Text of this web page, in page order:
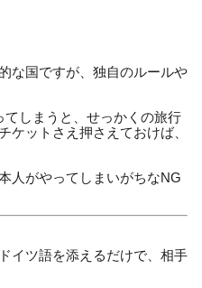
な国ですが、独自のルールや
しまうと、せっかくの旅行
ットさえ押さえておけば、
人がやってしまいがちなNG
イツ語を添えるだけで、相手